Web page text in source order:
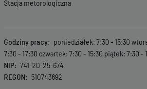
Stacja metorologiczna
Godziny pracy
poniedziałek: 7:30 - 15:30
7:30 - 17:30 czwartek: 7:30 - 15:30 piątek: 7:30 -
NIP
741-20-25-674
REGON
510743692